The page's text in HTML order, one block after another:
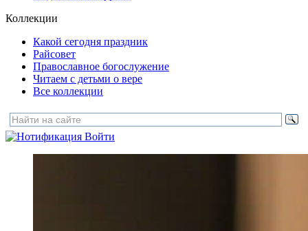
Коллекции
Какой сегодня праздник
Райсовет
Православное богослужение
Читаем с детьми о вере
Все коллекции
Войти